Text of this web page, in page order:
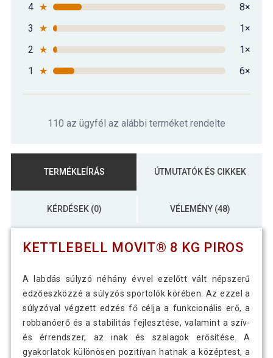
4 ★
8×
3
★
1×
2 ★
1×
1
★ 6×
110 az ügyfél az alábbi terméket rendelte
TERMÉKLEÍRÁS ÚTMUTATÓK ÉS CIKKEK
KÉRDÉSEK (0) VÉLEMÉNY (48)
KETTLEBELL MOVIT® 8 KG PIROS
A labdás súlyzó néhány évvel ezelőtt vált népszerű
edzőeszközzé a súlyzós sportolók körében. Az ezzel a
súlyzóval végzett edzés fő célja a funkcionális erő, a
robbanóerő és a stabilitás fejlesztése, valamint a szív-
és érrendszer, az inak és szalagok erősítése. A
gyakorlatok különösen pozitívan hatnak a középtest, a